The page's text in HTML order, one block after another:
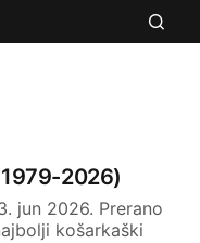
2026)
jun 2026. Prerano
košarkaški